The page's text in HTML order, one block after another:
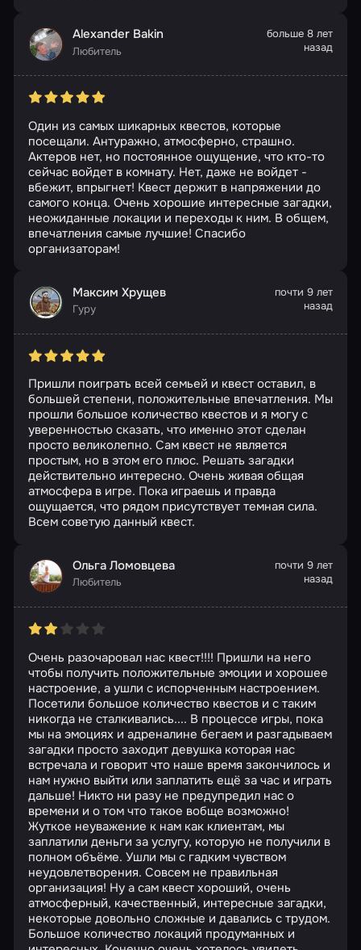
Alexander Bakin
Любитель
больше 8 лет
назад
Один из самых шикарных квестов, которые
посещали. Антуражно, атмосферно, страшно.
Актеров нет, но постоянное ощущение, что кто-то
сейчас войдет в комнату. Нет, даже не войдет -
вбежит, впрыгнет! Квест держит в напряжении до
самого конца. Очень хорошие интересные загадки,
неожиданные локации и переходы к ним. В общем,
впечатления самые лучшие! Спасибо
организаторам!
Максим Хрущев
Гуру
почти 9 лет
назад
Пришли поиграть всей семьей и квест оставил, в
большей степени, положительные впечатления. Мы
прошли большое количество квестов и я могу с
уверенностью сказать, что именно этот сделан
просто великолепно. Сам квест не является
простым, но в этом его плюс. Решать загадки
действительно интересно. Очень живая общая
атмосфера в игре. Пока играешь и правда
ощущается, что рядом присутствует темная сила.
Всем советую данный квест.
Ольга Ломовцева
Любитель
почти 9 лет
назад
Очень разочаровал нас квест!!!! Пришли на него
чтобы получить положительные эмоции и хорошее
настроение, а ушли с испорченным настроением.
Посетили большое количество квестов и с таким
никогда не сталкивались.... В процессе игры, пока
мы на эмоциях и адреналине бегаем и разгадываем
загадки просто заходит девушка которая нас
встречала и говорит что наше время закончилось и
нам нужно выйти или заплатить ещё за час и играть
дальше! Никто ни разу не предупредил нас о
времени и о том что такое вобще возможно!
Жуткое неуважение к нам как клиентам, мы
заплатили деньги за услугу, которую не получили в
полном объёме. Ушли мы с гадким чувством
неудовлетворения. Совсем не правильная
организация! Ну а сам квест хороший, очень
атмосферный, качественный, интересные загадки,
некоторые довольно сложные и давались с трудом.
Большое количество локаций продуманных и